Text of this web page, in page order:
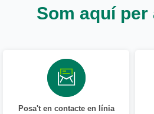
Som aquí
Posa't en contacte en línia